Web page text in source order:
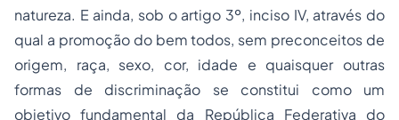
natureza. E ainda, sob o artigo 3º, inciso IV, através do
qual a promoção do bem todos, sem preconceitos de
origem, raça, sexo, cor, idade e quaisquer outras
formas de discriminação se constitui como um
objetivo fundamental da República Federativa do